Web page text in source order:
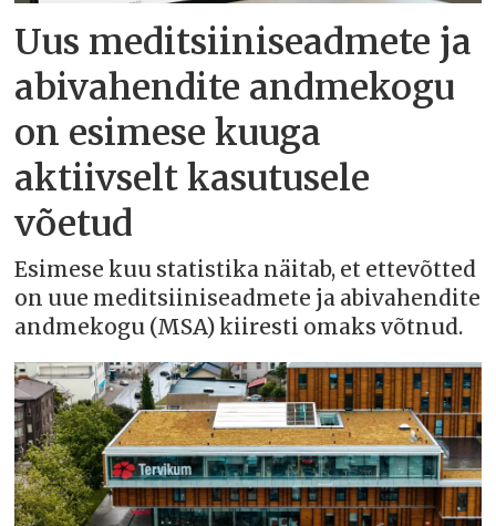
Uus meditsiiniseadmete ja
abivahendite andmekogu
on esimese kuuga
aktiivselt kasutusele
võetud
Esimese kuu statistika näitab, et ettevõtted
on uue meditsiiniseadmete ja abivahendite
andmekogu (MSA) kiiresti omaks võtnud.